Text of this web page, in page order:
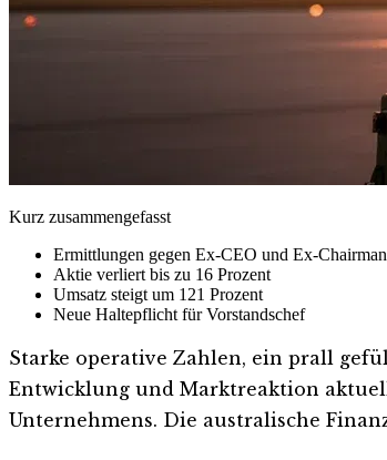
Kurz zusammengefasst
Ermittlungen gegen Ex-CEO und Ex-Chairman
Aktie verliert bis zu 16 Prozent
Umsatz steigt um 121 Prozent
Neue Haltepflicht für Vorstandschef
Starke operative Zahlen, ein prall
Entwicklung und Marktreaktion
Unternehmens. Die australische